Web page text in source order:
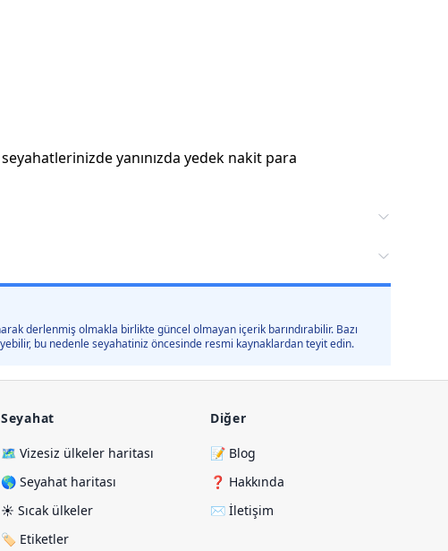
yanınızda yedek nakit para
derlenmiş olmakla birlikte güncel olmayan içerik barındırabilir. Bazı
bu nedenle seyahatiniz öncesinde resmi kaynaklardan teyit edin.
Seyahat
🗺️ Vizesiz ülkeler haritası
🌎 Seyahat haritası
☀️ Sıcak ülkeler
🏷️ Etiketler
Diğer
📝 Blog
❓ Hakkında
✉️ İletişim